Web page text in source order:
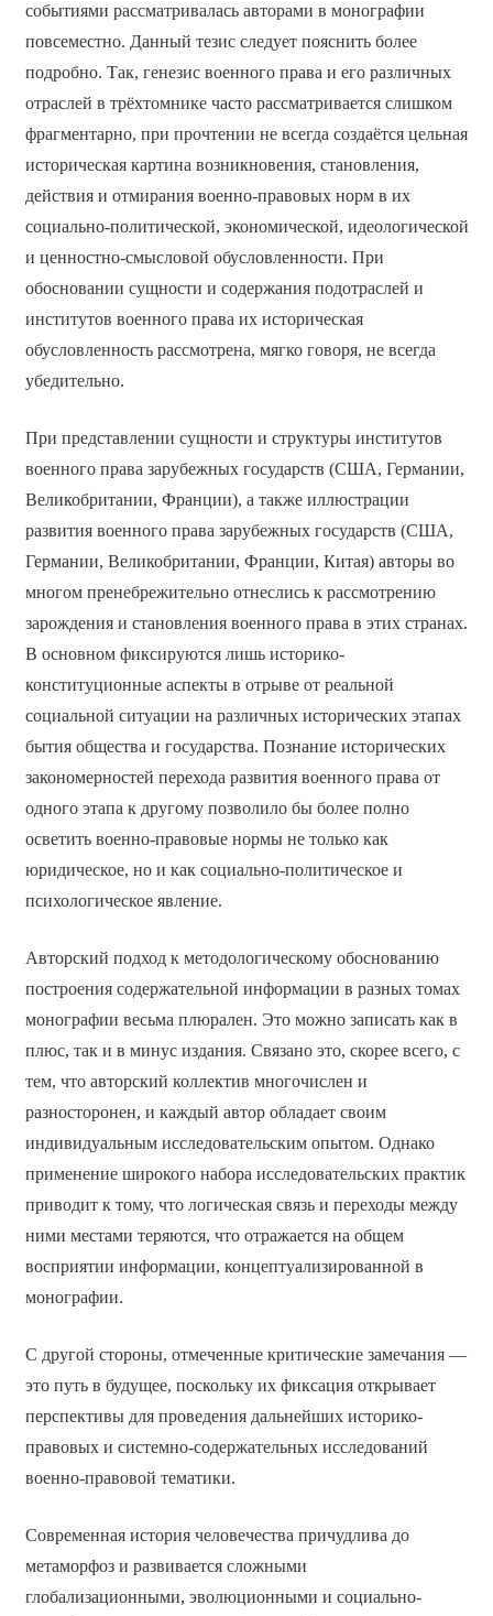
событиями рассматривалась авторами в монографии
повсеместно. Данный тезис следует пояснить более
подробно. Так, генезис военного права и его различных
отраслей в трёхтомнике часто рассматривается слишком
фрагментарно, при прочтении не всегда создаётся цельная
историческая картина возникновения, становления,
действия и отмирания военно-правовых норм в их
социально-политической, экономической, идеологической
и ценностно-смысловой обусловленности. При
обосновании сущности и содержания подотраслей и
институтов военного права их историческая
обусловленность рассмотрена, мягко говоря, не всегда
убедительно.
При представлении сущности и структуры институтов
военного права зарубежных государств (США, Германии,
Великобритании, Франции), а также иллюстрации
развития военного права зарубежных государств (США,
Германии, Великобритании, Франции, Китая) авторы во
многом пренебрежительно отнеслись к рассмотрению
зарождения и становления военного права в этих странах.
В основном фиксируются лишь историко-
конституционные аспекты в отрыве от реальной
социальной ситуации на различных исторических этапах
бытия общества и государства. Познание исторических
закономерностей перехода развития военного права от
одного этапа к другому позволило бы более полно
осветить военно-правовые нормы не только как
юридическое, но и как социально-политическое и
психологическое явление.
Авторский подход к методологическому обоснованию
построения содержательной информации в разных томах
монографии весьма плюрален. Это можно записать как в
плюс, так и в минус издания. Связано это, скорее всего, с
тем, что авторский коллектив многочислен и
разносторонен, и каждый автор обладает своим
индивидуальным исследовательским опытом. Однако
применение широкого набора исследовательских практик
приводит к тому, что логическая связь и переходы между
ними местами теряются, что отражается на общем
восприятии информации, концептуализированной в
монографии.
С другой стороны, отмеченные критические замечания —
это путь в будущее, поскольку их фиксация открывает
перспективы для проведения дальнейших историко-
правовых и системно-содержательных исследований
военно-правовой тематики.
Современная история человечества причудлива до
метаморфоз и развивается сложными
глобализационными, эволюционными и социально-